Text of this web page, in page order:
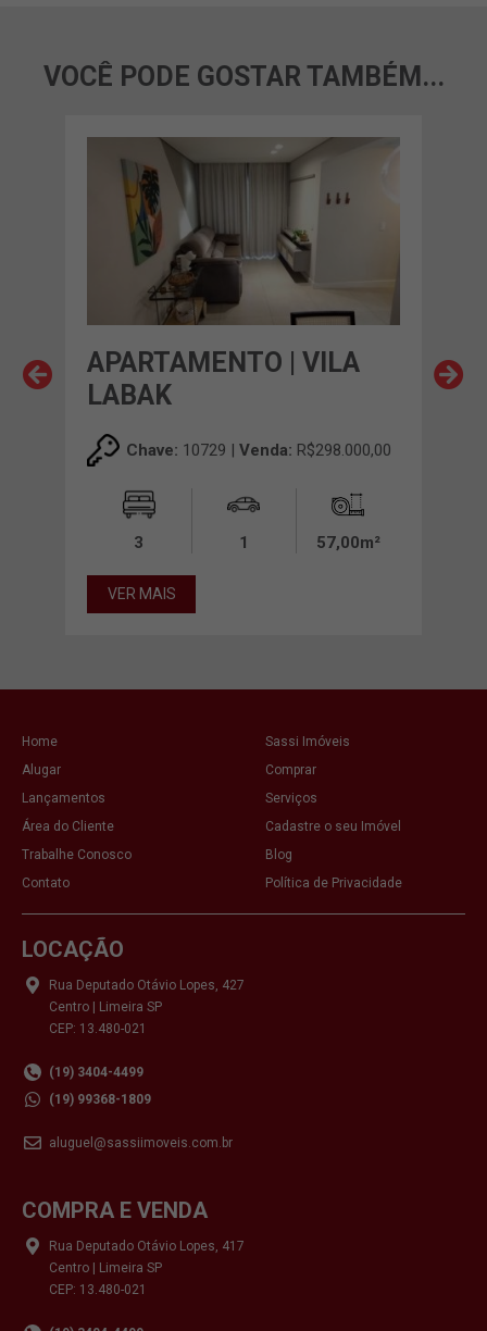
VOCÊ PODE GOSTAR TAMBÉM...
APARTAMENTO | VILA
LABAK
Chave: 10729 | Venda: R$298.000,00
3 1 57,00m²
VER MAIS
Home
Sassi Imóveis
Alugar
Comprar
Lançamentos
Serviços
Área do Cliente
Cadastre o seu Imóvel
Trabalhe Conosco
Blog
Contato
Política de Privacidade
LOCAÇÃO
Rua Deputado Otávio Lopes, 427
Centro | Limeira SP
CEP: 13.480-021
(19) 3404-4499
(19) 99368-1809
aluguel@sassiimoveis.com.br
COMPRA E VENDA
Rua Deputado Otávio Lopes, 417
Centro | Limeira SP
CEP: 13.480-021